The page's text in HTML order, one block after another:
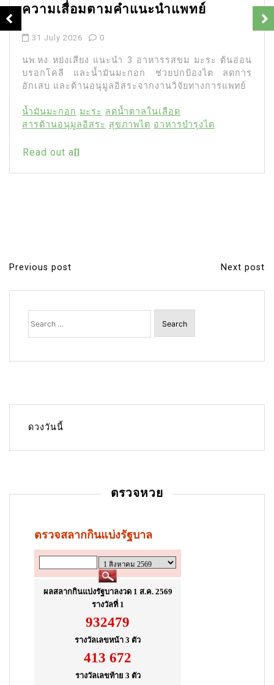
ความเสื่อมตามคำแนะนำแพทย์
31 July 2026 0
นพ.หง หย่งเสียง แนะนำ 3 อาหารรสขม มะระ ต้นอ่อน
บรอกโคลี และน้ำมันมะกอก ช่วยปกป้องไต ลดการ
อักเสบ และต้านอนุมูลอิสระจากงานวิจัยทางการแพทย์
น้ำมันมะกอก มะระ ลดน้ำตาลในเลือด
สารต้านอนุมูลอิสระ สุขภาพไต อาหารบำรุงไต
Read out all
P
o
i
Previous post Next post
Search
for:
ดวงวันนี้
ตรวจหวย